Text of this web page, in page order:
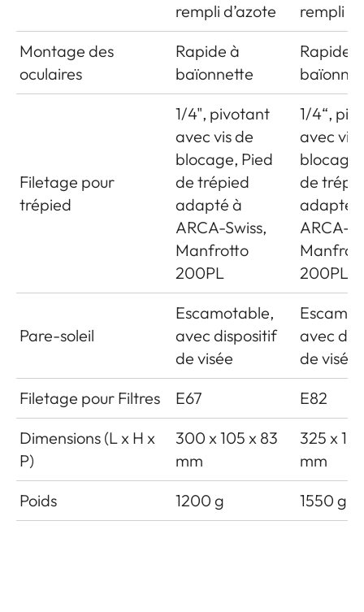
rempli d’azote
rempli
Montage des
oculaires
Rapide à
baïonnette
Rapide à
Filetage pour
trépied
1/4", pivotant
avec vis de
blocage, Pied
de trépied
adapté à
ARCA-Swiss,
Manfrotto
200PL
1/4“,
avec vis
de
adapté
ARCA-
200PL
Pare-soleil
Escamotable,
avec dispositif
de visée
avec
de visée
Filetage pour Filtres
E67
E82
Dimensions (L x H x
P)
300 x 105 x 83
mm
325 x
mm
Poids
1200 g 1550 g